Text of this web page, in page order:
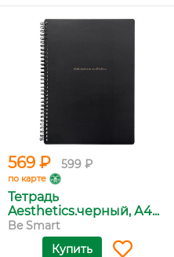
569 ₽ 599 ₽
по карте
Тетрадь
Aesthetics.черный, А4...
Be Smart
Купить